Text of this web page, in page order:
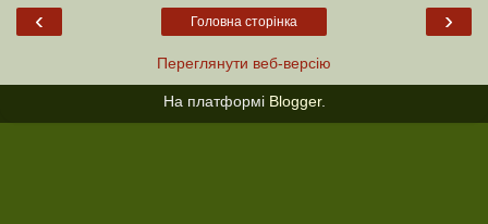
‹ ›
Головна сторінка
Переглянути веб-версію
На платформі Blogger.